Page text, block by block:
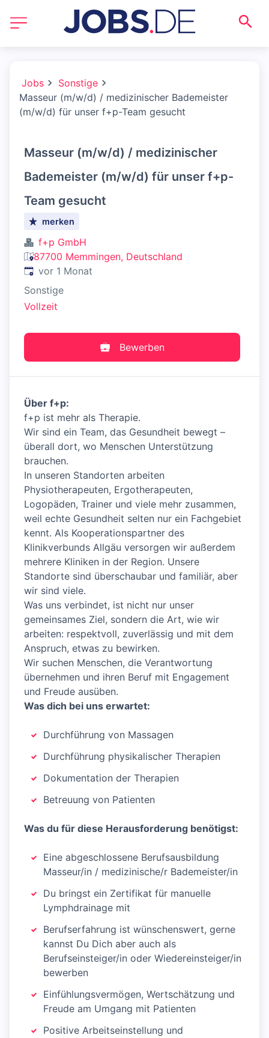
Jobs
Sonstige
Masseur (m/w/d) / medizinischer Bademeister
(m/w/d) für unser f+p-Team gesucht
Masseur (m/w/d) / medizinischer
Bademeister (m/w/d) für unser f+p-
Team gesucht
merken
f+p GmbH
87700 Memmingen, Deutschland
Veröffentlicht:
vor 1 Monat
Sonstige
Vollzeit
Bewerben
Über f+p:
f+p ist mehr als Therapie.
Wir sind ein Team, das Gesundheit bewegt –
überall dort, wo Menschen Unterstützung
brauchen.
In unseren Standorten arbeiten
Physiotherapeuten, Ergotherapeuten,
Logopäden, Trainer und viele mehr zusammen,
weil echte Gesundheit selten nur ein Fachgebiet
kennt. Als Kooperationspartner des
Klinikverbunds Allgäu versorgen wir außerdem
mehrere Kliniken in der Region. Unsere
Standorte sind überschaubar und familiär, aber
wir sind viele.
Was uns verbindet, ist nicht nur unser
gemeinsames Ziel, sondern die Art, wie wir
arbeiten: respektvoll, zuverlässig und mit dem
Anspruch, etwas zu bewirken.
Wir suchen Menschen, die Verantwortung
übernehmen und ihren Beruf mit Engagement
und Freude ausüben.
Was dich bei uns erwartet:
Durchführung von Massagen
Durchführung physikalischer Therapien
Dokumentation der Therapien
Betreuung von Patienten
Was du für diese Herausforderung benötigst:
Eine abgeschlossene Berufsausbildung
Masseur/in / medizinische/r Bademeister/in
Du bringst ein Zertifikat für manuelle
Lymphdrainage mit
Berufserfahrung ist wünschenswert, gerne
kannst Du Dich aber auch als
Berufseinsteiger/in oder Wiedereinsteiger/in
bewerben
Einfühlungsvermögen, Wertschätzung und
Freude am Umgang mit Patienten
Positive Arbeitseinstellung und